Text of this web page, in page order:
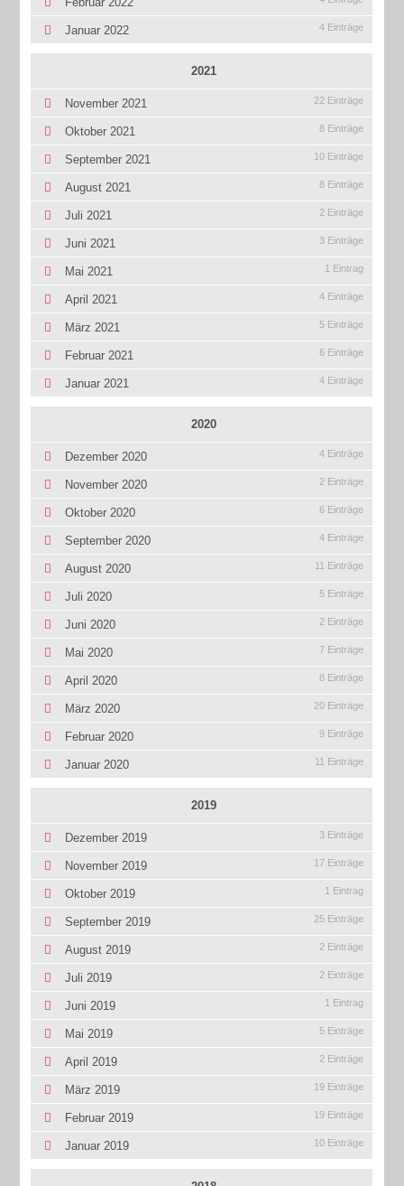
Januar 2022 4 Einträge
2021
November 2021 22 Einträge
Oktober 2021 8 Einträge
September 2021 10 Einträge
August 2021 8 Einträge
Juli 2021 2 Einträge
Juni 2021 3 Einträge
Mai 2021 1 Eintrag
April 2021 4 Einträge
März 2021 5 Einträge
Februar 2021 6 Einträge
Januar 2021 4 Einträge
2020
Dezember 2020 4 Einträge
November 2020 2 Einträge
Oktober 2020 6 Einträge
September 2020 4 Einträge
August 2020 11 Einträge
Juli 2020 5 Einträge
Juni 2020 2 Einträge
Mai 2020 7 Einträge
April 2020 8 Einträge
März 2020 20 Einträge
Februar 2020 9 Einträge
Januar 2020 11 Einträge
2019
Dezember 2019 3 Einträge
November 2019 17 Einträge
Oktober 2019 1 Eintrag
September 2019 25 Einträge
August 2019 2 Einträge
Juli 2019 2 Einträge
Juni 2019 1 Eintrag
Mai 2019 5 Einträge
April 2019 2 Einträge
März 2019 19 Einträge
Februar 2019 19 Einträge
Januar 2019 10 Einträge